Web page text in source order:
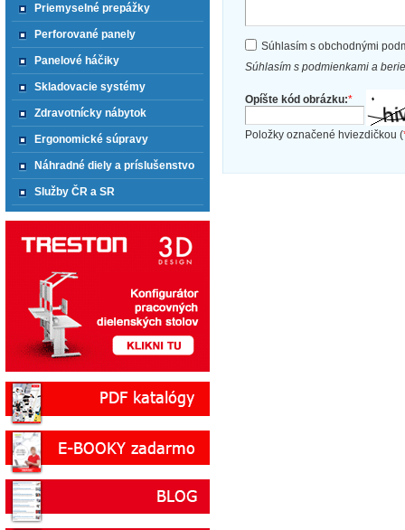
Súhlasím s obchodnými
Súhlasím s podmienkami a
Opíšte kód obrázku:*
Položky označené hviezdičkou (
Priemyselné prepážky
Perforované panely
Panelové háčiky
Skladovacie systémy
Zdravotnícky nábytok
Ergonomické súpravy
Náhradné diely a príslušenstvo
Služby ČR a SR